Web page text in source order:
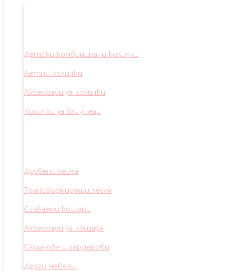
Детски комбинирани колички
Летни колички
Аксесоари за колички
Колички за близнаци
Дървени легла
Трансформиращи легла
Сгъваеми кошари
Аксесоари за кошара
Скринове и гардероби
Други мебели